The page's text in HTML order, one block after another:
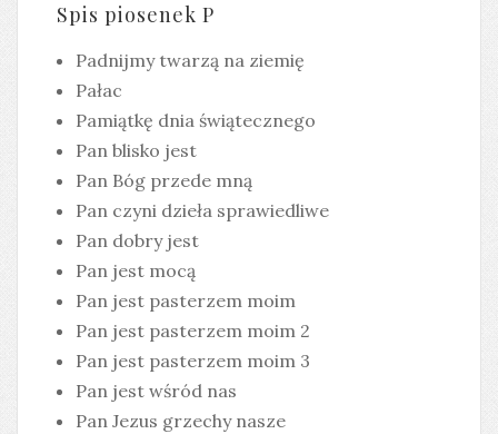
Spis piosenek P
Padnijmy twarzą na ziemię
Pałac
Pamiątkę dnia świątecznego
Pan blisko jest
Pan Bóg przede mną
Pan czyni dzieła sprawiedliwe
Pan dobry jest
Pan jest mocą
Pan jest pasterzem moim
Pan jest pasterzem moim 2
Pan jest pasterzem moim 3
Pan jest wśród nas
Pan Jezus grzechy nasze